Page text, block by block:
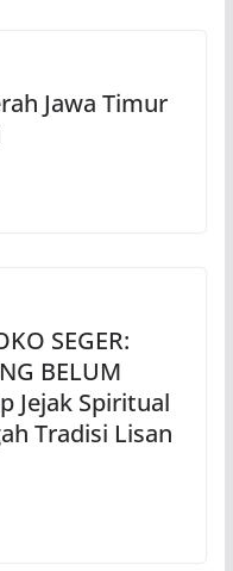
Jawa Timur
SEGER:
BELUM
Jejak Spiritual
Tradisi Lisan